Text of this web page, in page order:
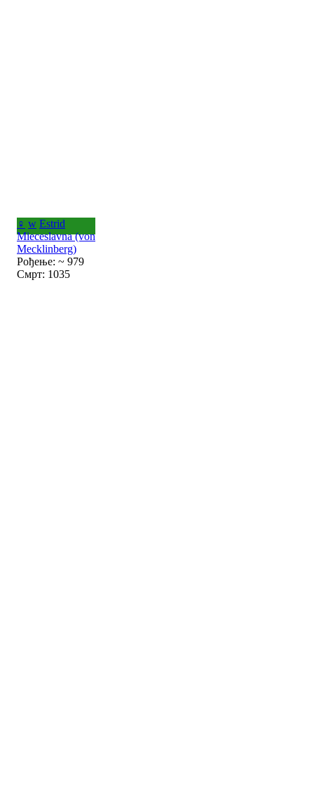
♀ w Estrid
Mieceslavna (von
Mecklinberg)
Рођење: ~ 979
Смрт: 1035